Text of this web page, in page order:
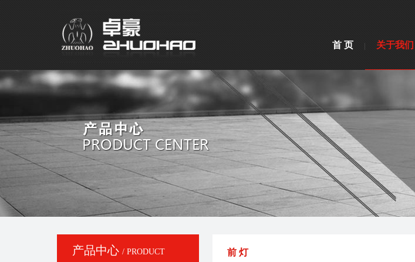
首 页 关于我们
产品中心 / PRODUCT 前 灯